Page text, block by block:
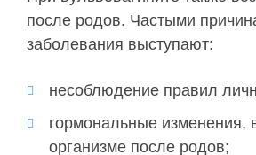
после родов. Частыми
заболевания выступают:
несоблюдение правил
гормональные изменения,
организме после родов;